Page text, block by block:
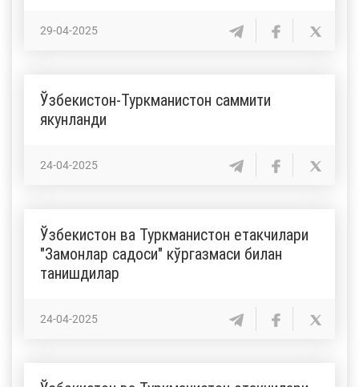
29-04-2025
Ўзбекистон-Туркманистон саммити
якунланди
24-04-2025
Ўзбекистон ва Туркманистон етакчилари
"Замонлар садоси" кўргазмаси билан
танишдилар
24-04-2025